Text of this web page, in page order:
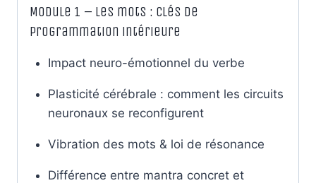
Module 1 – Les mots : clés de
programmation intérieure
Impact neuro-émotionnel du verbe
Plasticité cérébrale : comment les circuits
neuronaux se reconfigurent
Vibration des mots & loi de résonance
Différence entre mantra concret et